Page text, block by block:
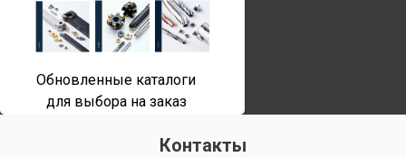
Обновленные каталоги
для выбора на заказ
Контакты